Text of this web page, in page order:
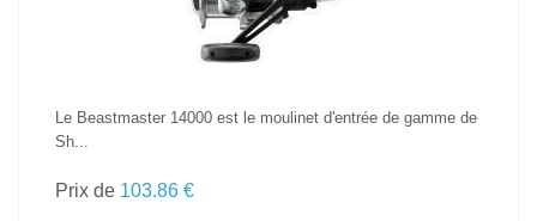
Le Beastmaster 14000 est le moulinet d'entrée de gamme de
Sh...
Prix de 103.86 €